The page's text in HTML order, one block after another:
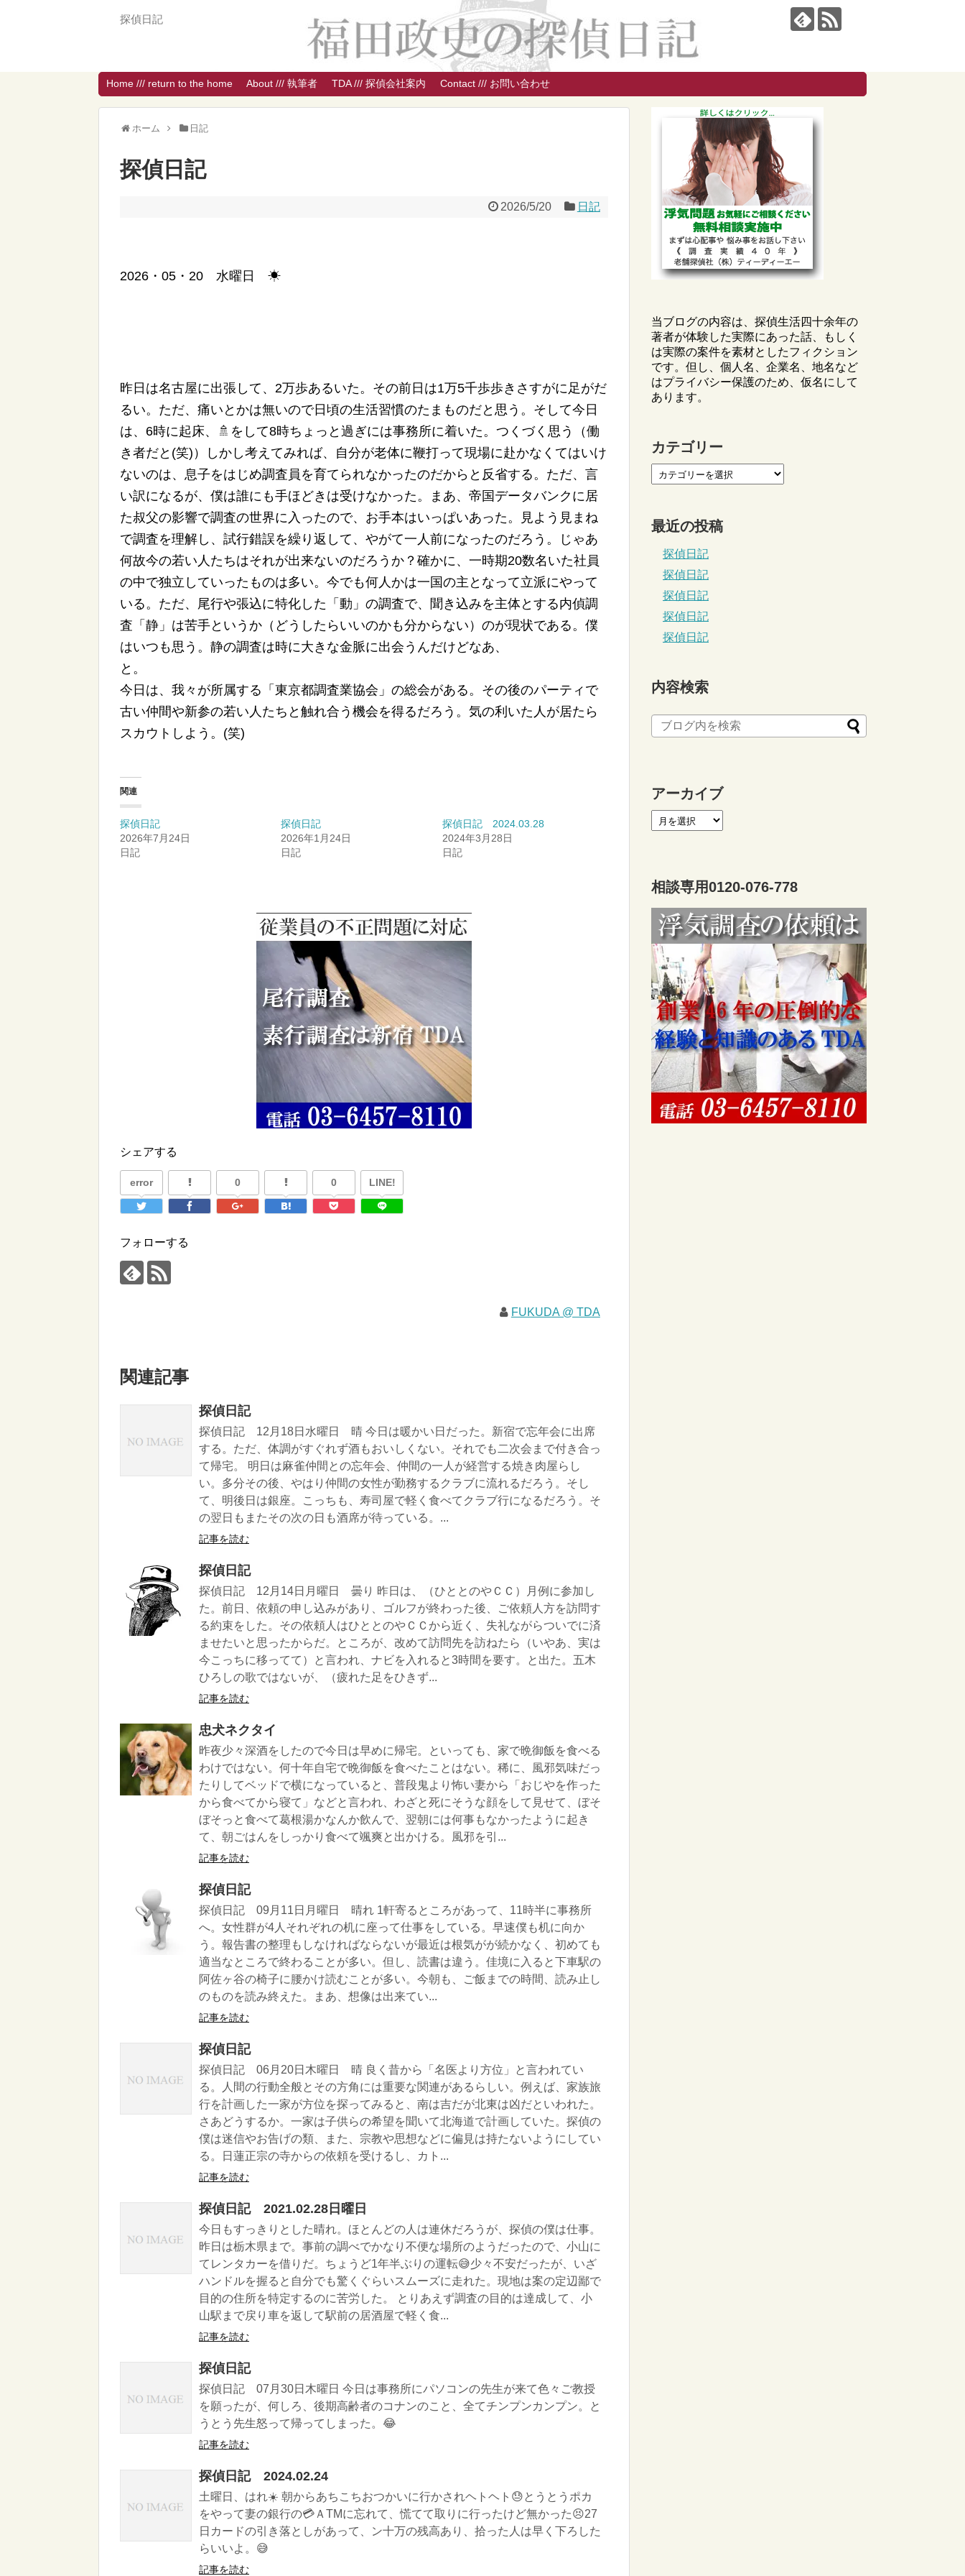
探偵日記
Home /// return to the home About /// 執筆者 TDA /// 探偵会社案内 Contact /// お問い合わせ
ホーム 日記
探偵日記
2026/5/20 日記
2026・05・20 水曜日 ☀
昨日は名古屋に出張して、2万歩あるいた。その前日は1万5千歩歩きさすがに足がだ
るい。ただ、痛いとかは無いので日頃の生活習慣のたまものだと思う。そして今日
は、6時に起床、🚿をして8時ちょっと過ぎには事務所に着いた。つくづく思う（働
き者だと(笑)）しかし考えてみれば、自分が老体に鞭打って現場に赴かなくてはいけ
ないのは、息子をはじめ調査員を育てられなかったのだからと反省する。ただ、言
い訳になるが、僕は誰にも手ほどきは受けなかった。まあ、帝国データバンクに居
た叔父の影響で調査の世界に入ったので、お手本はいっぱいあった。見よう見まね
で調査を理解し、試行錯誤を繰り返して、やがて一人前になったのだろう。じゃあ
何故今の若い人たちはそれが出来ないのだろうか？確かに、一時期20数名いた社員
の中で独立していったものは多い。今でも何人かは一国の主となって立派にやって
いる。ただ、尾行や張込に特化した「動」の調査で、聞き込みを主体とする内偵調
査「静」は苦手というか（どうしたらいいのかも分からない）のが現状である。僕
はいつも思う。静の調査は時に大きな金脈に出会うんだけどなあ、
と。
今日は、我々が所属する「東京都調査業協会」の総会がある。その後のパーティで
古い仲間や新参の若い人たちと触れ合う機会を得るだろう。気の利いた人が居たら
スカウトしよう。(笑)
関連
探偵日記
2026年7月24日
日記
探偵日記
2026年1月24日
日記
探偵日記 2024.03.28
2024年3月28日
日記
シェアする
error 0 0 LINE!
フォローする
FUKUDA @ TDA
関連記事
探偵日記
探偵日記 12月18日水曜日 晴 今日は暖かい日だった。新宿で忘年会に出席
する。ただ、体調がすぐれず酒もおいしくない。それでも二次会まで付き合っ
て帰宅。 明日は麻雀仲間との忘年会、仲間の一人が経営する焼き肉屋らし
い。多分その後、やはり仲間の女性が勤務するクラブに流れるだろう。そし
て、明後日は銀座。こっちも、寿司屋で軽く食べてクラブ行になるだろう。そ
の翌日もまたその次の日も酒席が待っている。...
記事を読む
探偵日記
探偵日記 12月14日月曜日 曇り 昨日は、（ひととのやＣＣ）月例に参加し
た。前日、依頼の申し込みがあり、ゴルフが終わった後、ご依頼人方を訪問す
る約束をした。その依頼人はひととのやＣＣから近く、失礼ながらついでに済
ませたいと思ったからだ。ところが、改めて訪問先を訪ねたら（いやあ、実は
今こっちに移ってて）と言われ、ナビを入れると3時間を要す。と出た。五木
ひろしの歌ではないが、（疲れた足をひきず...
記事を読む
忠犬ネクタイ
昨夜少々深酒をしたので今日は早めに帰宅。といっても、家で晩御飯を食べる
わけではない。何十年自宅で晩御飯を食べたことはない。稀に、風邪気味だっ
たりしてベッドで横になっていると、普段鬼より怖い妻から「おじやを作った
から食べてから寝て」などと言われ、わざと死にそうな顔をして見せて、ぼそ
ぼそっと食べて葛根湯かなんか飲んで、翌朝には何事もなかったように起き
て、朝ごはんをしっかり食べて颯爽と出かける。風邪を引...
記事を読む
探偵日記
探偵日記 09月11日月曜日 晴れ 1軒寄るところがあって、11時半に事務所
へ。女性群が4人それぞれの机に座って仕事をしている。早速僕も机に向か
う。報告書の整理もしなければならないが最近は根気がが続かなく、初めても
適当なところで終わることが多い。但し、読書は違う。佳境に入ると下車駅の
阿佐ヶ谷の椅子に腰かけ読むことが多い。今朝も、ご飯までの時間、読み止し
のものを読み終えた。まあ、想像は出来てい...
記事を読む
探偵日記
探偵日記 06月20日木曜日 晴 良く昔から「名医より方位」と言われてい
る。人間の行動全般とその方角には重要な関連があるらしい。例えば、家族旅
行を計画した一家が方位を探ってみると、南は吉だが北東は凶だといわれた。
さあどうするか。一家は子供らの希望を聞いて北海道で計画していた。探偵の
僕は迷信やお告げの類、また、宗教や思想などに偏見は持たないようにしてい
る。日蓮正宗の寺からの依頼を受けるし、カト...
記事を読む
探偵日記 2021.02.28日曜日
今日もすっきりとした晴れ。ほとんどの人は連休だろうが、探偵の僕は仕事。
昨日は栃木県まで。事前の調べでかなり不便な場所のようだったので、小山に
てレンタカーを借りだ。ちょうど1年半ぶりの運転😅少々不安だったが、いざ
ハンドルを握ると自分でも驚くぐらいスムーズに走れた。現地は案の定辺鄙で
目的の住所を特定するのに苦労した。 とりあえず調査の目的は達成して、小
山駅まで戻り車を返して駅前の居酒屋で軽く食...
記事を読む
探偵日記
探偵日記 07月30日木曜日 今日は事務所にパソコンの先生が来て色々ご教授
を願ったが、何しろ、後期高齢者のコナンのこと、全てチンプンカンプン。と
うとう先生怒って帰ってしまった。😂
記事を読む
探偵日記 2024.02.24
土曜日、はれ☀️ 朝からあちこちおつかいに行かされヘトヘト😓とうとうポカ
をやって妻の銀行の💳ＡTMに忘れて、慌てて取りに行ったけど無かった😣27
日カードの引き落としがあって、ン十万の残高あり、拾った人は早く下ろした
らいいよ。😅
記事を読む
当ブログの内容は、探偵生活四十余年の
著者が体験した実際にあった話、もしく
は実際の案件を素材としたフィクション
です。但し、個人名、企業名、地名など
はプライバシー保護のため、仮名にして
あります。
カテゴリー
最近の投稿
探偵日記
探偵日記
探偵日記
探偵日記
探偵日記
内容検索
アーカイブ
相談専用0120-076-778